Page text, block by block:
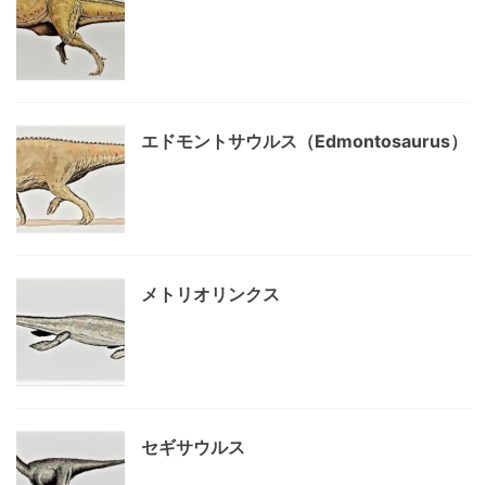
エドモントサウルス（Edmontosaurus）
メトリオリンクス
セギサウルス